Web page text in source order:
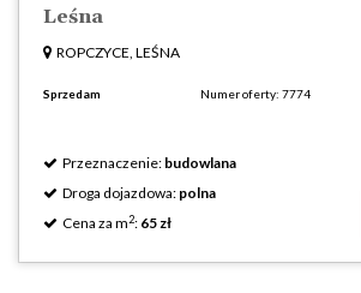
Leśna
ROPCZYCE, LEŚNA
Sprzedam Numer oferty: 7774
Przeznaczenie: budowlana
Droga dojazdowa: polna
Cena za m2: 65 zł